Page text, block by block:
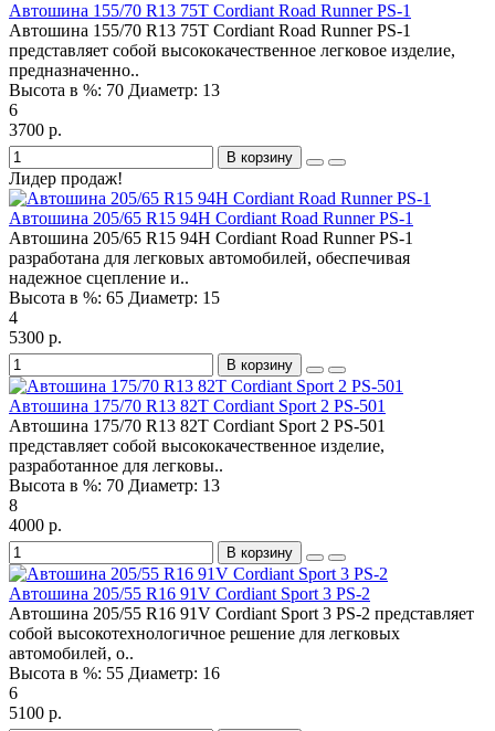
Автошина 155/70 R13 75T Cordiant Road Runner PS-1
Автошина 155/70 R13 75T Cordiant Road Runner PS-1
представляет собой высококачественное легковое изделие,
предназначенно..
Высота в %: 70 Диаметр: 13
6
3700 р.
В корзину
Лидер продаж!
Автошина 205/65 R15 94H Cordiant Road Runner PS-1
Автошина 205/65 R15 94H Cordiant Road Runner PS-1
разработана для легковых автомобилей, обеспечивая
надежное сцепление и..
Высота в %: 65 Диаметр: 15
4
5300 р.
В корзину
Автошина 175/70 R13 82T Cordiant Sport 2 PS-501
Автошина 175/70 R13 82T Cordiant Sport 2 PS-501
представляет собой высококачественное изделие,
разработанное для легковы..
Высота в %: 70 Диаметр: 13
8
4000 р.
В корзину
Автошина 205/55 R16 91V Cordiant Sport 3 PS-2
Автошина 205/55 R16 91V Cordiant Sport 3 PS-2 представляет
собой высокотехнологичное решение для легковых
автомобилей, о..
Высота в %: 55 Диаметр: 16
6
5100 р.